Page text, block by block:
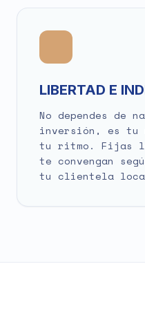
LIBERTAD E
No dependes de
inversión, es tu
tu ritmo. Fijas
te convengan
tu clientela